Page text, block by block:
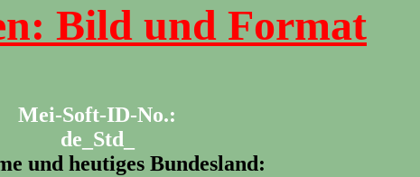
Bild und Format
Mei-Soft-ID-No.:
de_Std_
und heutiges Bundesland: